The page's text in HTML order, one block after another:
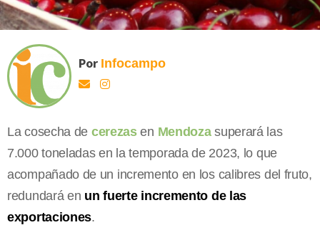
Por Infocampo
La cosecha de cerezas en Mendoza superará las
7.000 toneladas en la temporada de 2023, lo que
acompañado de un incremento en los calibres del fruto,
redundará en un fuerte incremento de las
exportaciones.